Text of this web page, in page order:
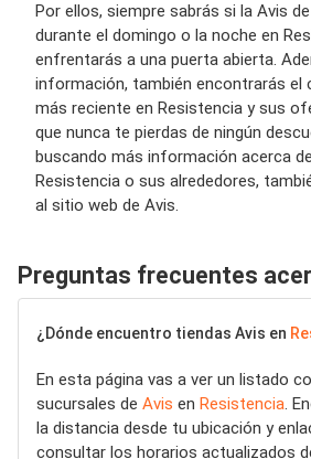
Por ellos, siempre sabrás si la Avis
durante el domingo o la noche en
enfrentarás a una puerta abierta.
información, también encontrarás el
más reciente en Resistencia y sus
que nunca te pierdas de ningún
buscando más información acerca
Resistencia o sus alrededores,
al sitio web de Avis.
Preguntas frecuentes
¿Dónde encuentro tiendas Avis en
En esta página vas a ver un listado
sucursales de Avis en Resistencia.
la distancia desde tu ubicación y
consultar los horarios actualizados